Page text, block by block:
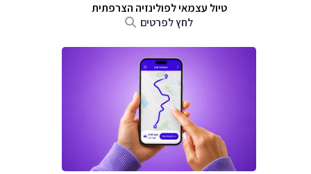
טיול עצמאי לפולינזיה הצרפתית
לחץ לפרטים